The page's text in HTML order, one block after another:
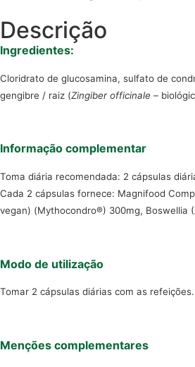
Descrição
Ingredientes:
Cloridrato de glucosamina, sulfato de
gengibre / raiz (Zingiber officinale –
Informação complementar
Toma diária recomendada: 2 cápsulas
Cada 2 cápsulas fornece: Magnifood
vegan) (Mythocondro®) 300mg, Boswellia
Modo de utilização
Tomar 2 cápsulas diárias com as refeições.
Menções complementares